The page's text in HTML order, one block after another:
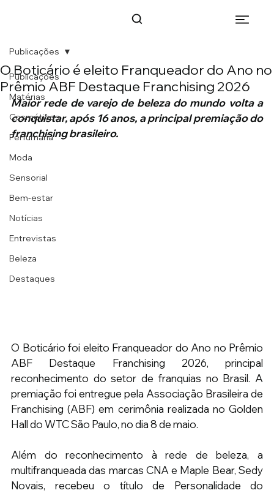
Publicações
Matérias
Cosméticos
Perfumaria
Moda
Sensorial
Bem-estar
Notícias
Entrevistas
Beleza
Destaques
Publicações
O Boticário é eleito Franqueador do Ano no
Prêmio ABF Destaque Franchising 2026
Maior rede de varejo de beleza do mundo volta a
conquistar, após 16 anos, a principal premiação do
franchising brasileiro.
O Boticário foi eleito Franqueador do Ano no Prêmio
ABF Destaque Franchising 2026, principal
reconhecimento do setor de franquias no Brasil. A
premiação foi entregue pela Associação Brasileira de
Franchising (ABF) em cerimônia realizada no Golden
Hall do WTC São Paulo, no dia 8 de maio.
Além do reconhecimento à rede de beleza, a
multifranqueada das marcas CNA e Maple Bear, Sedy
Novais, recebeu o título de Personalidade do